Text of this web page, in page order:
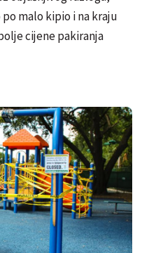
malo kipio i na kraju
cijene pakiranja